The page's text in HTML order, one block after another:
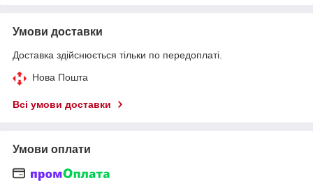
Умови доставки
Доставка здійснюється тільки по передоплаті.
Нова Пошта
Всі умови доставки
Умови оплати